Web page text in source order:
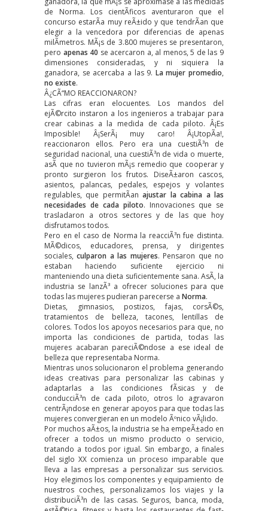
de Norma. Los cientÃ­ficos aventuraron que el
concurso estarÃ­a muy reÃ±ido y que tendrÃ­an que
elegir a la vencedora por diferencias de apenas
milÃ­metros. MÃ¡s de 3.800 mujeres se presentaron,
pero apenas 40 se acercaron a, al menos, 5 de las 9
dimensiones consideradas, y ni siquiera la
ganadora, se acercaba a las 9. La mujer promedio,
no existe.
Â¿CÃ“MO REACCIONARON?
Las cifras eran elocuentes. Los mandos del
ejÃ©rcito instaron a los ingenieros a trabajar para
crear cabinas a la medida de cada piloto. Â¡Es
Imposible! Â¡SerÃ¡ muy caro! Â¡UtopÃ­a!,
reaccionaron ellos. Pero era una cuestiÃ³n de
seguridad nacional, una cuestiÃ³n de vida o muerte,
asÃ­ que no tuvieron mÃ¡s remedio que cooperar y
pronto surgieron los frutos. DiseÃ±aron cascos,
asientos, palancas, pedales, espejos y volantes
regulables, que permitÃ­anajustar la cabina a las
necesidades de cada piloto. Innovaciones que se
trasladaron a otros sectores y de las que hoy
disfrutamos todos.
Pero en el caso de Norma la reacciÃ³n fue distinta.
MÃ©dicos, educadores, prensa, y dirigentes
sociales,culparon a las mujeres. Pensaron que no
estaban haciendo suficiente ejercicio ni
manteniendo una dieta suficientemente sana. AsÃ­, la
industria se lanzÃ³ a ofrecer soluciones para que
todas las mujeres pudieran parecerse a Norma.
Dietas, gimnasios, postizos, fajas, corsÃ©s,
tratamientos de belleza, tacones, lentillas de
colores. Todos los apoyos necesarios para que, no
importa las condiciones de partida, todas las
mujeres acabaran pareciÃ©ndose a ese ideal de
belleza que representaba Norma.
Mientras unos solucionaron el problema generando
ideas creativas para personalizar las cabinas y
adaptarlas a las condiciones fÃ­sicas y de
conducciÃ³n de cada piloto, otros lo agravaron
centrÃ¡ndose en generar apoyos para que todas las
mujeres convergieran en un modelo Ãºnico vÃ¡lido.
Por muchos aÃ±os, la industria se ha empeÃ±ado en
ofrecer a todos un mismo producto o servicio,
tratando a todos por igual. Sin embargo, a finales
del siglo XX comienza un proceso imparable que
lleva a las empresas a personalizar sus servicios.
Hoy elegimos los componentes y equipamiento de
nuestros coches, personalizamos los viajes y la
distribuciÃ³n de las casas. Seguros, banca, moda,